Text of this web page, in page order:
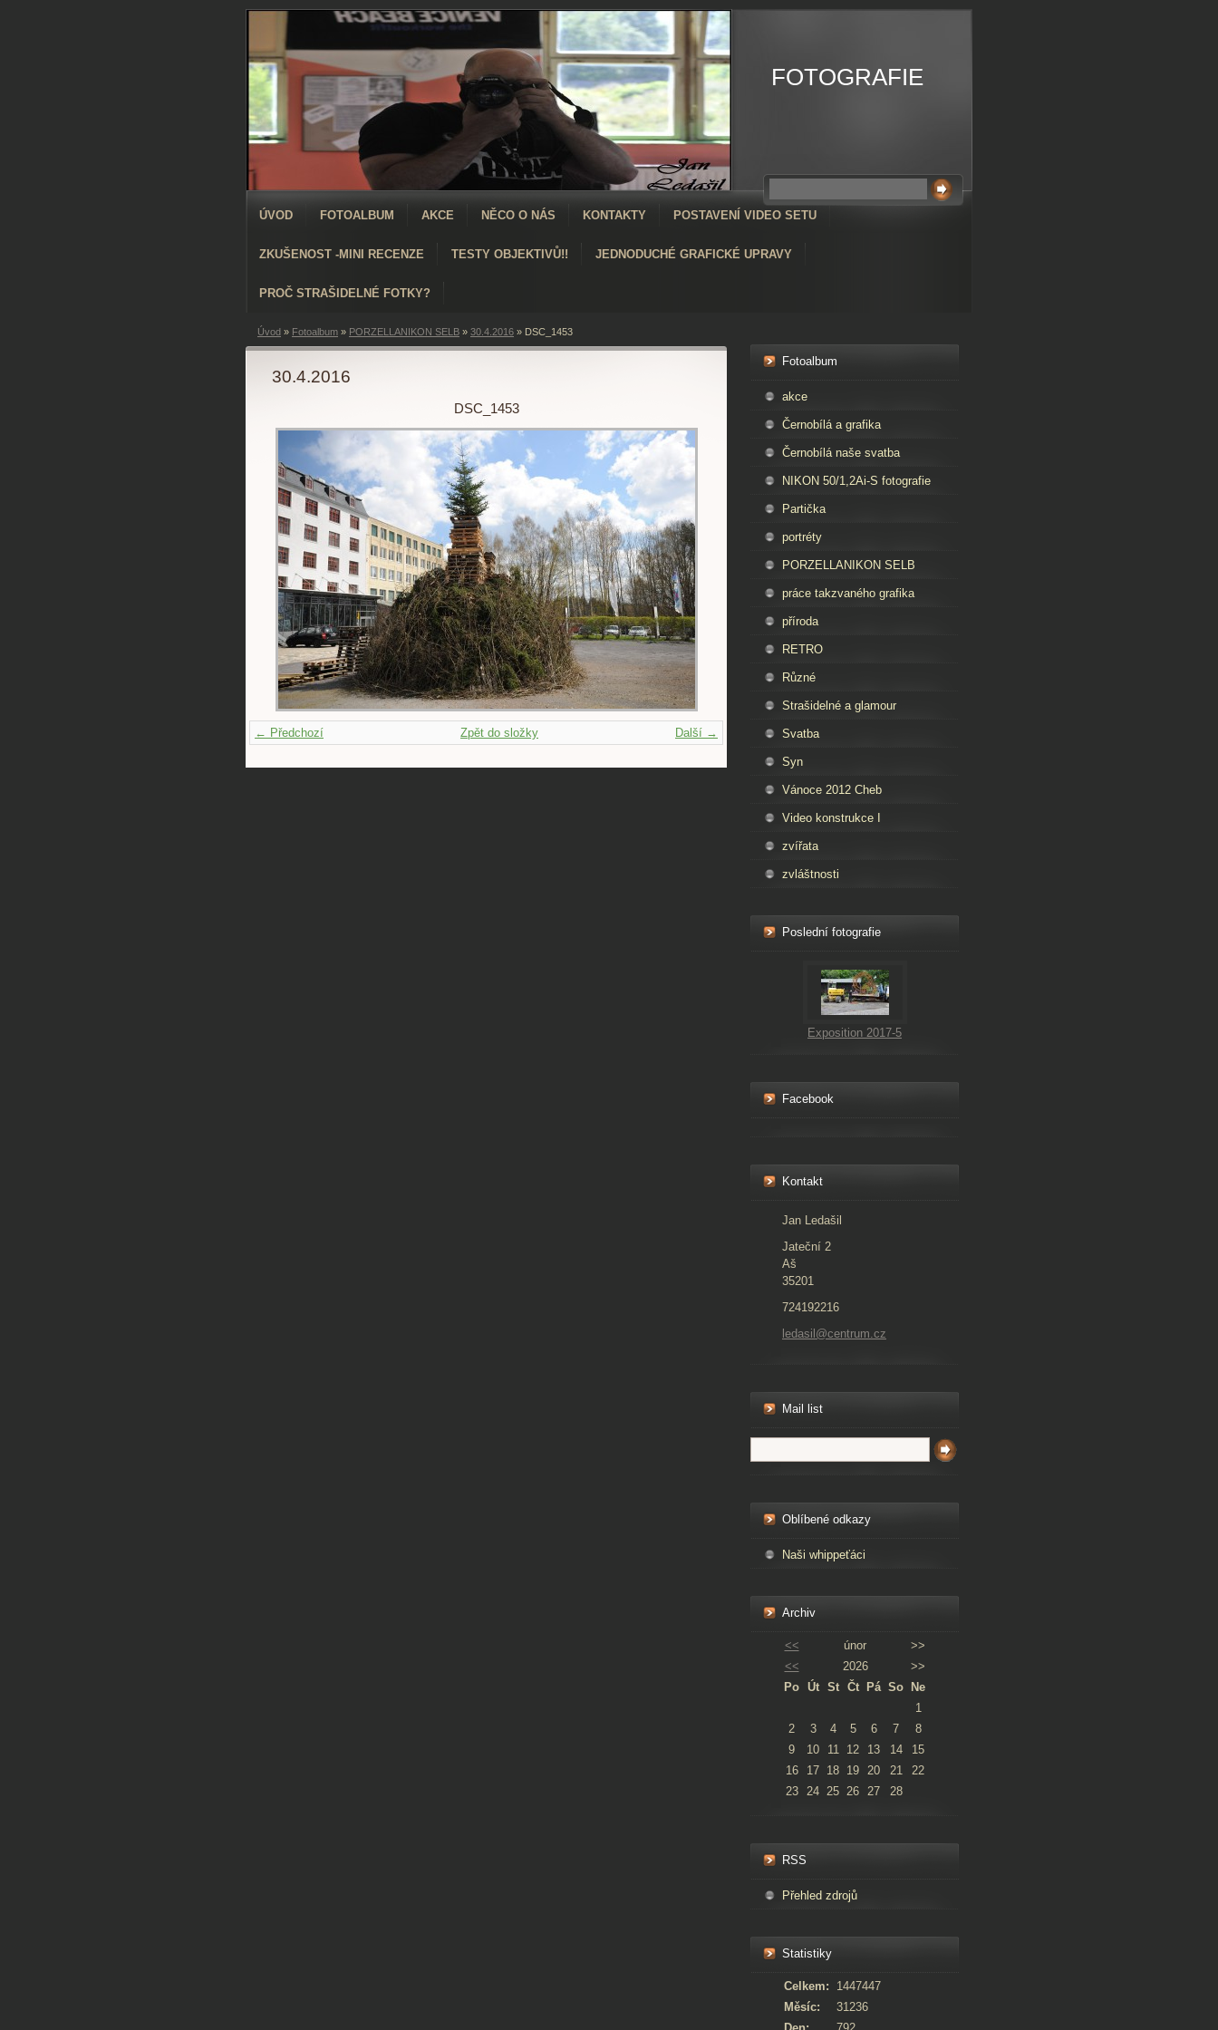
FOTOGRAFIE
ÚVOD FOTOALBUM AKCE NĚCO O NÁS KONTAKTY POSTAVENÍ VIDEO SETU
ZKUŠENOST -MINI RECENZE TESTY OBJEKTIVŮ!! JEDNODUCHÉ GRAFICKÉ UPRAVY
PROČ STRAŠIDELNÉ FOTKY?
Úvod » Fotoalbum » PORZELLANIKON SELB » 30.4.2016 » DSC_1453
30.4.2016
DSC_1453
← Předchozí Další →
Zpět do složky
Fotoalbum
akce
Černobílá a grafika
Černobílá naše svatba
NIKON 50/1,2Ai-S fotografie
Partička
portréty
PORZELLANIKON SELB
práce takzvaného grafika
příroda
RETRO
Různé
Strašidelné a glamour
Svatba
Syn
Vánoce 2012 Cheb
Video konstrukce I
zvířata
zvláštnosti
Poslední fotografie
Exposition 2017-5
Facebook
Kontakt
Jan Ledašil
Jateční 2
Aš
35201
724192216
ledasil@centrum.cz
Mail list
Oblíbené odkazy
Naši whippeťáci
Archiv
<< únor
>>
<<
2026
>>
Po Út St Čt Pá So
Ne
1
2
3 4 5 6 7
8
9
10 11 12 13 14
15
16
17 18 19 20 21
22
23
24 25 26 27 28
RSS
Přehled zdrojů
Statistiky
Celkem:
1447447
Měsíc:
31236